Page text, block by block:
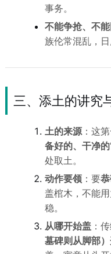
事务。
不能争抢、不
族伦常混乱，日
三、添土的讲究
土的来源：这
备好的、干净的
处取土。
动作要领：要
盖棺木，不能
稳。
从哪开始盖：
墓碑则从脚部